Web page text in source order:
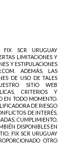
FIX SCR URUGUAY
LIMITACIONES Y
Y ESTIPULACIONES
ADEMÁS, LAS
DE USO DE TALES
SITIO WEB
CRITERIOS Y
EN TODO MOMENTO.
DE RIESGO
DE INTERÉS,
CUMPLIMIENTO,
DISPONIBLES EN
FIX SCR URUGUAY
OTRO